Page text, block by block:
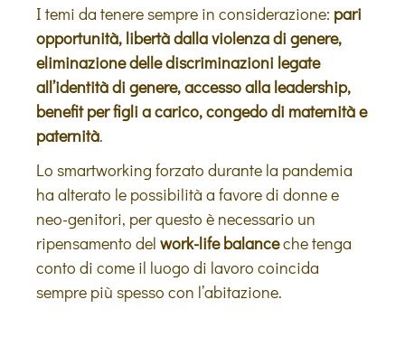
I temi da tenere sempre in considerazione: pari
opportunità, libertà dalla violenza di genere,
eliminazione delle discriminazioni legate
all’identità di genere, accesso alla leadership,
benefit per figli a carico, congedo di maternità e
paternità.
Lo smartworking forzato durante la pandemia
ha alterato le possibilità a favore di donne e
neo-genitori, per questo è necessario un
ripensamento del work-life balanceche tenga
conto di come il luogo di lavoro coincida
sempre più spesso con l’abitazione.